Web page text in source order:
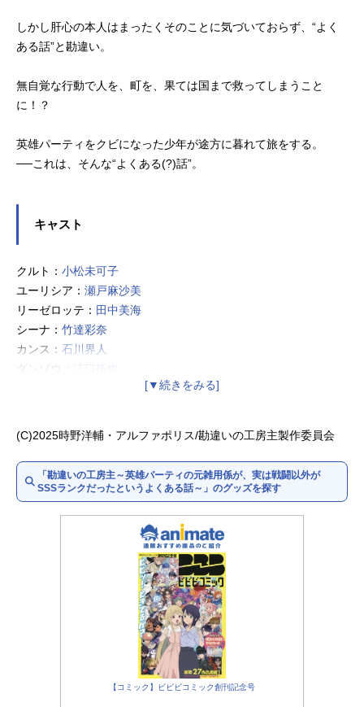
しかし肝心の本人はまったくそのことに気づいておらず、“よく
ある話”と勘違い。
無自覚な行動で人を、町を、果ては国まで救ってしまうこと
に！？
英雄パーティをクビになった少年が途方に暮れて旅をする。
──これは、そんな“よくある(?)話”。
キャスト
クルト： 小松未可子
ユーリシア： 瀬戸麻沙美
リーゼロッテ： 田中美海
シーナ： 竹達彩奈
カンス： 石川界人
ダンゾウ：
ゴルノヴァ：
岡本信彦
バンダナ：吉岡茉祐
ヒルデガルド：釘宮理恵
アクリ：加隈亜衣
(C)2025時野洋輔・アルファポリス/勘違いの工房主製作委員会
「勘違いの工房主～英雄パーティの元雑用係が、実は戦闘以外が
SSSランクだったというよくある話～」のグッズを探す
【コミック】ビビビコミック創刊記念号